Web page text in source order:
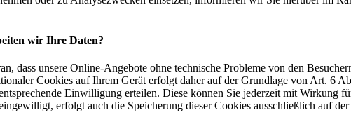
wir Ihre Daten?
dass unsere Online-Angebote ohne technische Probleme von den
Cookies auf Ihrem Gerät erfolgt daher auf der Grundlage von Art. 6
Einwilligung erteilen. Diese können Sie jederzeit mit
erfolgt auch die Speicherung dieser Cookies ausschließlich auf